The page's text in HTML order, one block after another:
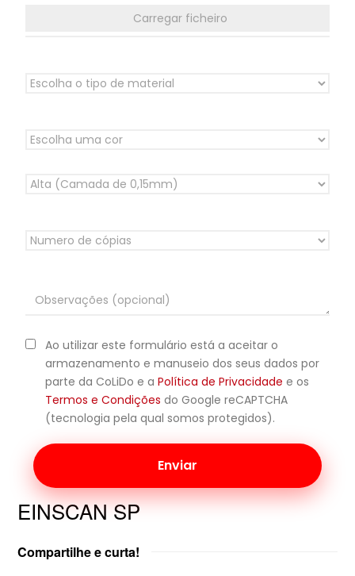
Ao utilizar este formulário está a aceitar o
armazenamento e manuseio dos seus dados por
parte da CoLiDo e aPolítica de Privacidade e os
Termos e Condições do Google reCAPTCHA
(tecnologia pela qual somos protegidos).
EINSCAN SP
Compartilhe e curta!